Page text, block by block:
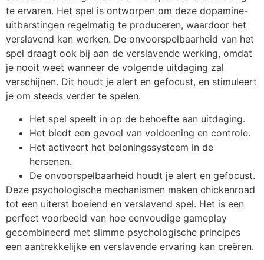
te ervaren. Het spel is ontworpen om deze dopamine-
uitbarstingen regelmatig te produceren, waardoor het
verslavend kan werken. De onvoorspelbaarheid van het
spel draagt ook bij aan de verslavende werking, omdat
je nooit weet wanneer de volgende uitdaging zal
verschijnen. Dit houdt je alert en gefocust, en stimuleert
je om steeds verder te spelen.
Het spel speelt in op de behoefte aan uitdaging.
Het biedt een gevoel van voldoening en controle.
Het activeert het beloningssysteem in de
hersenen.
De onvoorspelbaarheid houdt je alert en gefocust.
Deze psychologische mechanismen maken chickenroad
tot een uiterst boeiend en verslavend spel. Het is een
perfect voorbeeld van hoe eenvoudige gameplay
gecombineerd met slimme psychologische principes
een aantrekkelijke en verslavende ervaring kan creëren.